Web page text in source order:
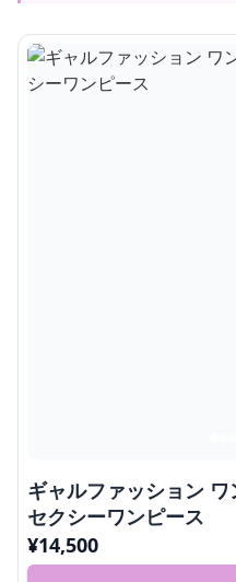
ギャルファッション
セクシーワンピース
¥14,500